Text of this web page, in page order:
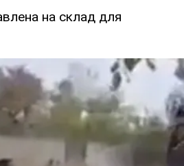
на склад для